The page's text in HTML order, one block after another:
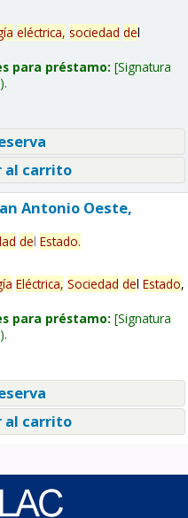
eléctrica, sociedad del
para préstamo: Signatura
al carrito
Antonio Oeste,
del Estado.
Eléctrica, Sociedad del Estado,
para préstamo: Signatura
al carrito